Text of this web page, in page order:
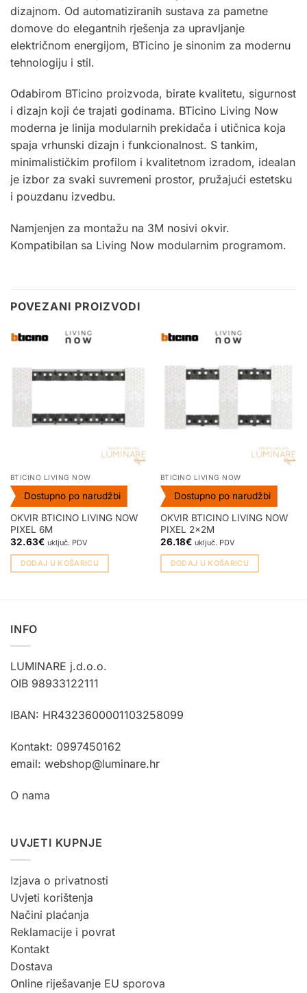
dizajnom. Od automatiziranih sustava za pametne
domove do elegantnih rješenja za upravljanje
električnom energijom, BTicino je sinonim za modernu
tehnologiju i stil.
Odabirom BTicino proizvoda, birate kvalitetu, sigurnost
i dizajn koji će trajati godinama. BTicino Living Now
moderna je linija modularnih prekidača i utičnica koja
spaja vrhunski dizajn i funkcionalnost. S tankim,
minimalističkim profilom i kvalitetnom izradom, idealan
je izbor za svaki suvremeni prostor, pružajući estetsku
i pouzdanu izvedbu.
Namjenjen za montažu na 3M nosivi okvir.
Kompatibilan sa Living Now modularnim programom.
POVEZANI PROIZVODI
BTICINO LIVING NOW
Dostupno po narudžbi
OKVIR BTICINO LIVING NOW
PIXEL 6M
32.63€ uključ. PDV
DODAJ U KOŠARICU
BTICINO LIVING NOW
Dostupno po narudžbi
OKVIR BTICINO LIVING NOW
PIXEL 2x2M
26.18€ uključ. PDV
DODAJ U KOŠARICU
INFO
LUMINARE j.d.o.o.
OIB 98933122111
IBAN: HR4323600001103258099
Kontakt: 0997450162
email: webshop@luminare.hr
O nama
UVJETI KUPNJE
Izjava o privatnosti
Uvjeti korištenja
Načini plaćanja
Reklamacije i povrat
Kontakt
Dostava
Online riješavanje EU sporova